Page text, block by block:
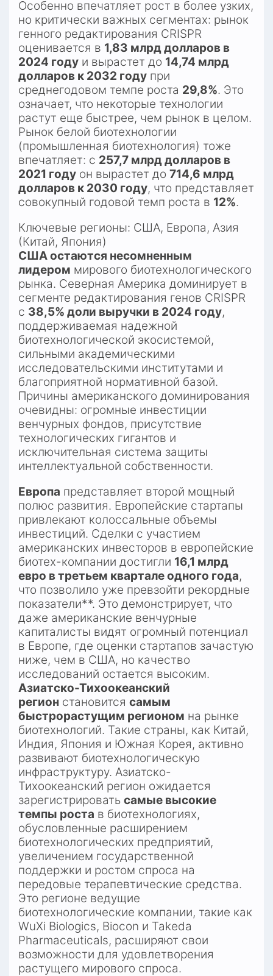
Особенно впечатляет рост в более узких,
но критически важных сегментах: рынок
генного редактирования CRISPR
оценивается в 1,83 млрд долларов в
2024 году и вырастет до 14,74 млрд
долларов к 2032 году при
среднегодовом темпе роста 29,8%. Это
означает, что некоторые технологии
растут еще быстрее, чем рынок в целом.
Рынок белой биотехнологии
(промышленная биотехнология) тоже
впечатляет: с 257,7 млрд долларов в
2021 году он вырастет до 714,6 млрд
долларов к 2030 году, что представляет
совокупный годовой темп роста в 12%.​
Ключевые регионы: США, Европа, Азия
(Китай, Япония)
США остаются несомненным
лидером мирового биотехнологического
рынка. Северная Америка доминирует в
сегменте редактирования генов CRISPR
с 38,5% доли выручки в 2024 году,
поддерживаемая надежной
биотехнологической экосистемой,
сильными академическими
исследовательскими институтами и
благоприятной нормативной базой.
Причины американского доминирования
очевидны: огромные инвестиции
венчурных фондов, присутствие
технологических гигантов и
исключительная система защиты
интеллектуальной собственности.​
Европа представляет второй мощный
полюс развития. Европейские стартапы
привлекают колоссальные объемы
инвестиций. Сделки с участием
американских инвесторов в европейские
биотех-компании достигли 16,1 млрд
евро в третьем квартале одного года,
что позволило уже превзойти рекордные
показатели**. Это демонстрирует, что
даже американские венчурные
капиталисты видят огромный потенциал
в Европе, где оценки стартапов зачастую
ниже, чем в США, но качество
исследований остается высоким.
Азиатско-Тихоокеанский
регион становится самым
быстрорастущим регионом на рынке
биотехнологий. Такие страны, как Китай,
Индия, Япония и Южная Корея, активно
развивают биотехнологическую
инфраструктуру. Азиатско-
Тихоокеанский регион ожидается
зарегистрировать самые высокие
темпы роста в биотехнологиях,
обусловленные расширением
биотехнологических предприятий,
увеличением государственной
поддержки и ростом спроса на
передовые терапевтические средства.
Это регионе ведущие
биотехнологические компании, такие как
WuXi Biologics, Biocon и Takeda
Pharmaceuticals, расширяют свои
возможности для удовлетворения
растущего мирового спроса.​